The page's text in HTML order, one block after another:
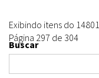
Exibindo itens do
Página 297 de 304
Buscar